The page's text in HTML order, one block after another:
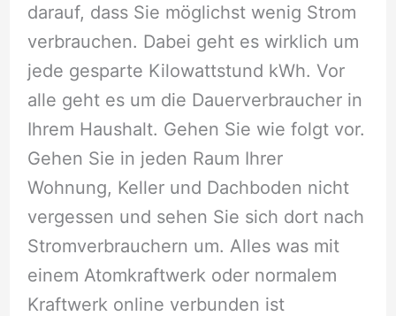
darauf, dass Sie möglichst wenig Strom
verbrauchen. Dabei geht es wirklich um
jede gesparte Kilowattstund kWh. Vor
alle geht es um die Dauerverbraucher in
Ihrem Haushalt. Gehen Sie wie folgt vor.
Gehen Sie in jeden Raum Ihrer
Wohnung, Keller und Dachboden nicht
vergessen und sehen Sie sich dort nach
Stromverbrauchern um. Alles was mit
einem Atomkraftwerk oder normalem
Kraftwerk online verbunden ist